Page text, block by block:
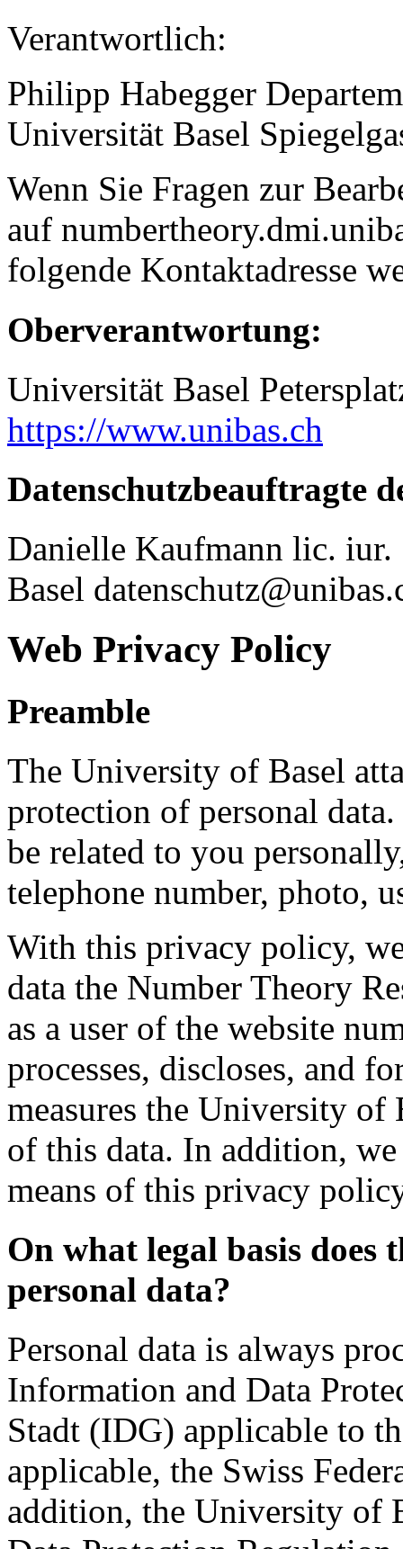
Verantwortlich:
Philipp Habegger
Universität Basel
Wenn Sie Fragen zur
auf
folgende Kontaktadresse
Oberverantwortung:
Universität Basel
https://www.unibas.ch
Datenschutzbeauftragte
Danielle Kaufmann lic. iur.
Basel
Web Privacy Policy
Preamble
The University of Basel
protection of personal
be related to you
telephone number, photo,
With this privacy policy,
data the Number Theory
as a user of the website
processes, discloses, and
measures the University of
of this data. In addition,
means of this privacy
On what legal basis does
personal data?
Personal data is always
Information and Data
Stadt (IDG) applicable to
applicable, the Swiss
addition, the University of